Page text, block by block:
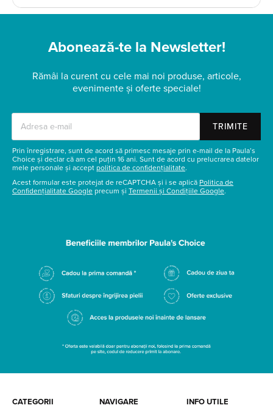
Abonează-te la Newsletter!
Rămâi la curent cu cele mai noi produse, articole,
evenimente și oferte speciale!
TRIMITE
Prin înregistrare, sunt de acord să primesc mesaje prin e-mail de la Paula’s
Choice și declar că am cel puțin 16 ani. Sunt de acord cu prelucrarea datelor
mele personale și accept politica de confidențialitate.
Acest formular este protejat de reCAPTCHA și i se aplică Politica de
Confidențialitate Google precum și Termenii și Condițiile Google.
CATEGORII NAVIGARE INFO UTILE